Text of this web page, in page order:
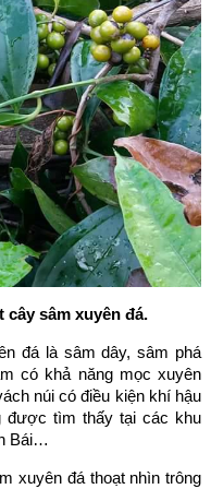
cây sâm xuyên đá.
đá là sâm dây, sâm phá
có khả năng mọc xuyên
núi có điều kiện khí hậu
được tìm thấy tại các khu
Bái…
xuyên đá thoạt nhìn trông